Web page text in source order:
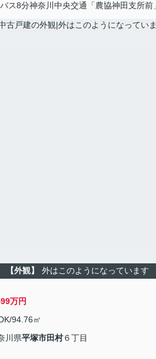
ス8分神奈川中央交通「農協神田支所前
【外観】 外はこのようになっています
万円
94.76㎡
川県平塚市田村６丁目